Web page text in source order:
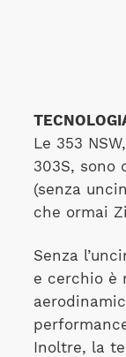
Le 353
303S, sono
(senza
che ormai
Senza
e cerchio è
Inoltre, la